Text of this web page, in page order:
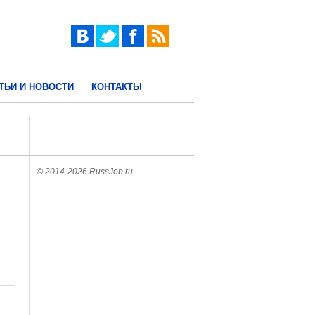
И НОВОСТИ КОНТАКТЫ
© 2014-2026 RussJob.ru